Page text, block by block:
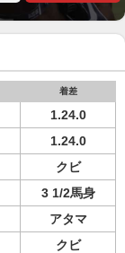
着差
1.24.0
1.24.0
クビ
3 1/2馬身
アタマ
クビ